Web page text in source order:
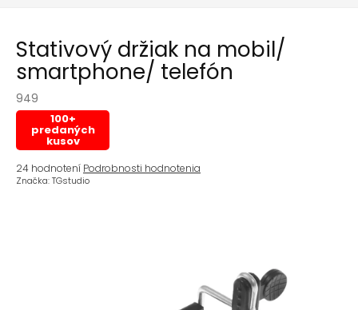
Stativový držiak na mobil/
smartphone/ telefón
949
100+
predaných
kusov
Priemerné
hodnotenie
24 hodnotení Podrobnosti hodnotenia
Značka:TGstudio